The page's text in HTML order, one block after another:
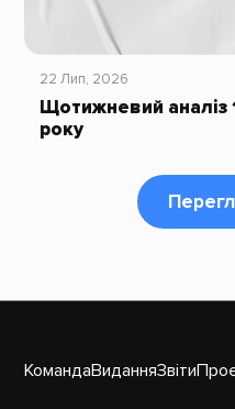
22 Лип, 2026
Щотижневий аналіз
року
КомандаВиданняЗвіти